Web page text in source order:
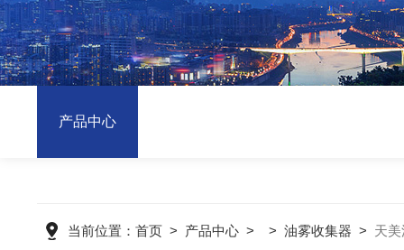
产品中心
当前位置： 首页> 产品中心> > 油雾收集器 > 天